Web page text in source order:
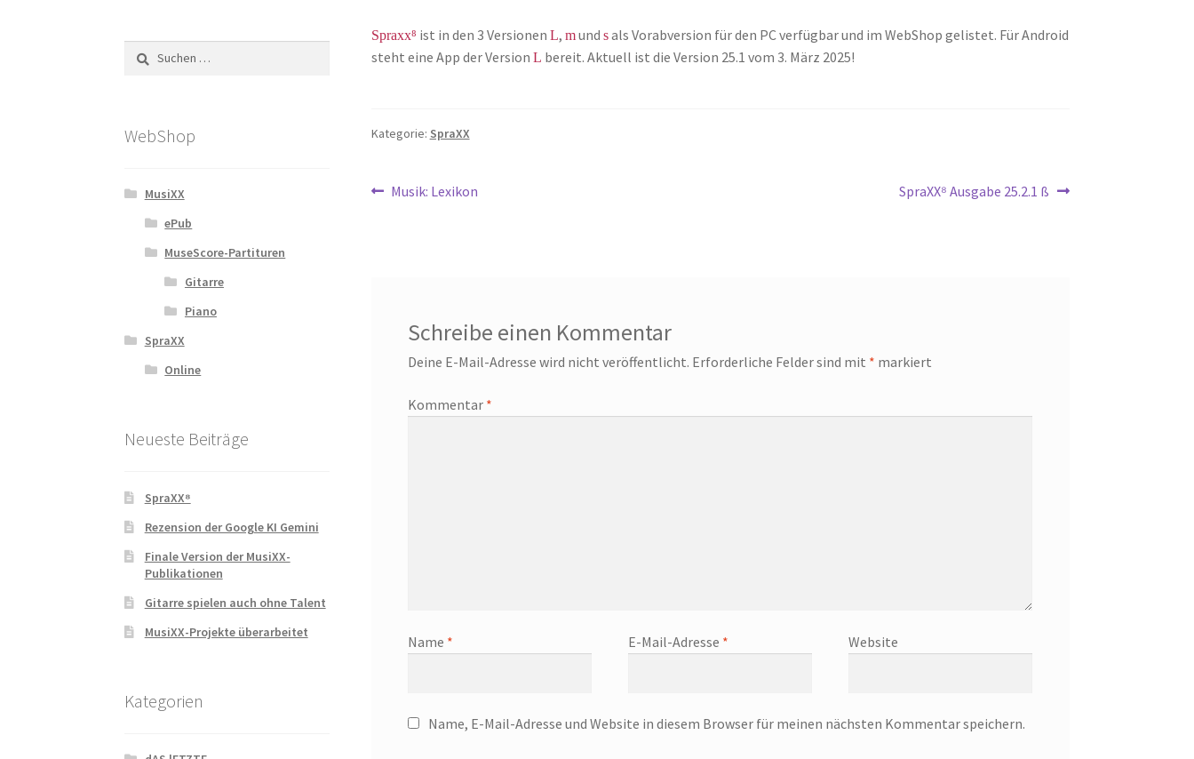
Spraxx⁸ ist in den 3 Versionen L, mund sals Vorabversion für den PC verfügbar und im WebShop gelistet. Für Android
steht eine App der Version L bereit. Aktuell ist die Version 25.1 vom 3. März 2025!
Kategorie: SpraXX
Beitragsnavigation
Vorheriger
Musik: Lexikon
Nächster
SpraXX⁸ Ausgabe 25.2.1 ß
Schreibe einen Kommentar
Deine E-Mail-Adresse wird nicht veröffentlicht. Erforderliche Felder sind mit * markiert
Kommentar *
Name * E-Mail-Adresse * Website
Name, E-Mail-Adresse und Website in diesem Browser für meinen nächsten Kommentar speichern.
nach:
WebShop
MusiXX
ePub
MuseScore-Partituren
Gitarre
Piano
SpraXX
Online
Neueste Beiträge
SpraXX⁸
Rezension der Google KI Gemini
Finale Version der MusiXX-
Publikationen
Gitarre spielen auch ohne Talent
MusiXX-Projekte überarbeitet
Kategorien